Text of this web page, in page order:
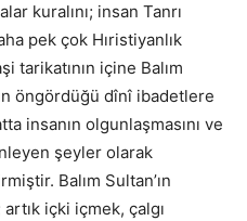
kuralını; insan Tanrı
pek çok Hıristiyanlık
tarikatının içine Balım
öngördüğü dînî ibadetlere
insanın olgunlaşmasını ve
şeyler olarak
Balım Sultan’ın
içki içmek, çalgı